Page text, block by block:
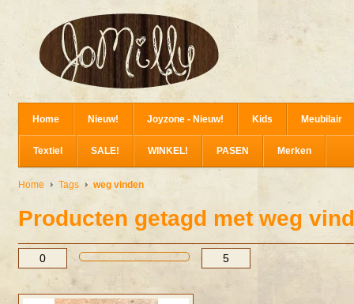
Home Nieuw! Joyzone - Nieuw! Kids Meubilair
Textiel SALE! WINKEL! PASEN Merken
Home Tags weg vinden
Producten getagd met weg